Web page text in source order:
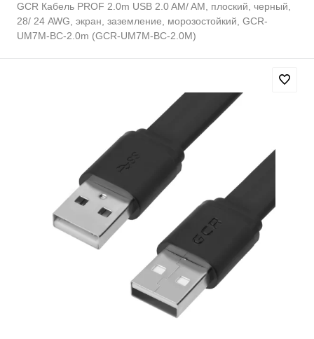
GCR Кабель PROF 2.0m USB 2.0 AM/ AM, плоский, черный,
28/ 24 AWG, экран, заземление, морозостойкий, GCR-
UM7M-BС-2.0m (GCR-UM7M-BC-2.0M)